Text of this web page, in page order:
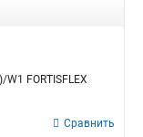
FORTISFLEX
Сравнить